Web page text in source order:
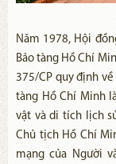
Năm 1978, Hội
Bảo tàng Hồ Chí
375/CP quy định
tàng Hồ Chí Minh
vật và di tích lịch
Chủ tịch Hồ Chí
mạng của Người